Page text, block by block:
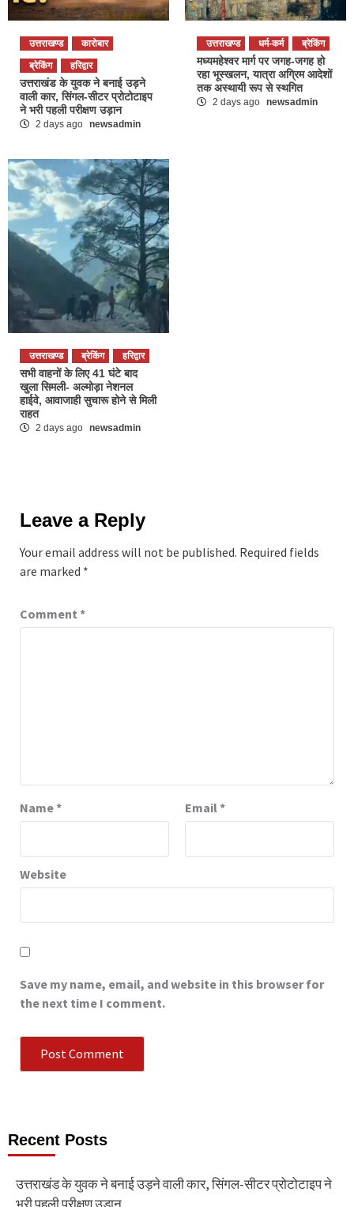
उत्तराखण्ड
कारोबार
ब्रेकिंग
हरिद्वार
उत्तराखंड के युवक ने बनाई उड़ने
वाली कार, सिंगल-सीटर प्रोटोटाइप
ने भरी पहली परीक्षण उड़ान
2 days ago newsadmin
उत्तराखण्ड धर्म-कर्म ब्रेकिंग
मध्यमहेश्वर मार्ग पर जगह-जगह हो
रहा भूस्खलन, यात्रा अग्रिम आदेशों
तक अस्थायी रूप से स्थगित
2 days ago newsadmin
उत्तराखण्ड ब्रेकिंग हरिद्वार
सभी वाहनों के लिए 41 घंटे बाद
खुला सिमली- अल्मोड़ा नेशनल
हाईवे, आवाजाही सुचारू होने से मिली
राहत
2 days ago newsadmin
Leave a Reply
Your email address will not be published. Required fields
are marked *
Comment *
Name* Email *
Website
Save my name, email, and website in this browser for
the next time I comment.
Recent Posts
उत्तराखंड के युवक ने बनाई उड़ने वाली कार, सिंगल-सीटर प्रोटोटाइप ने